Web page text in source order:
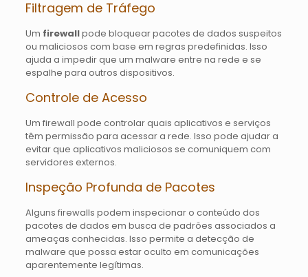
Filtragem de Tráfego
Um firewallpode bloquear pacotes de dados suspeitos
ou maliciosos com base em regras predefinidas. Isso
ajuda a impedir que um malware entre na rede e se
espalhe para outros dispositivos.
Controle de Acesso
Um firewall pode controlar quais aplicativos e serviços
têm permissão para acessar a rede. Isso pode ajudar a
evitar que aplicativos maliciosos se comuniquem com
servidores externos.
Inspeção Profunda de Pacotes
Alguns firewalls podem inspecionar o conteúdo dos
pacotes de dados em busca de padrões associados a
ameaças conhecidas. Isso permite a detecção de
malware que possa estar oculto em comunicações
aparentemente legítimas.